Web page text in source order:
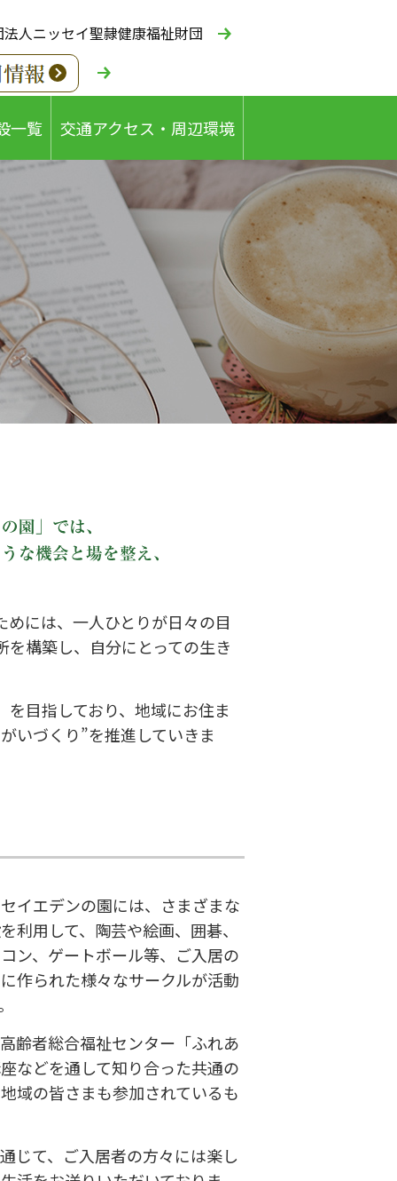
人ニッセイ聖隷健康福祉財団
一覧 交通アクセス・周辺環境
には、一人ひとりが日々の目
構築し、自分にとっての生き
目指しており、地域にお住ま
いづくり”を推進していきま
イエデンの園には、さまざまな
利用して、陶芸や絵画、囲碁、
ン、ゲートボール等、ご入居の
作られた様々なサークルが活動
齢者総合福祉センター「ふれあ
などを通して知り合った共通の
域の皆さまも参加されているも
じて、ご入居者の方々には楽し